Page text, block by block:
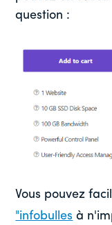
question :
Vous pouvez
"infobulles à